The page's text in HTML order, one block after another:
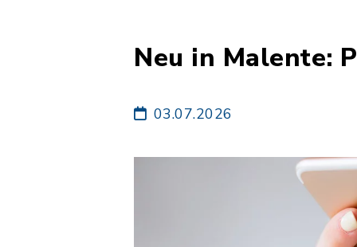
Neu in Malente:
03.07.2026